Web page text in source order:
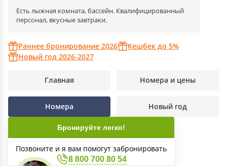
Есть лыжная комната, бассейн. Квалифицированный
персонал, вкусные завтраки.
Раннее бронирование 2026
Кешбек до 5%
Новый год 2026-2027
Главная Номера и цены
Номера Новый год
Бронируйте легко!
Позвоните и я вам помогут забронировать
8 800 700 80 54